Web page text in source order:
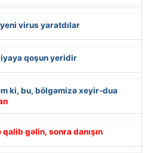
virus yaratdılar
qoşun yeridir
ki, bu, bölgəmizə xeyir-dua
gəlin, sonra danışın